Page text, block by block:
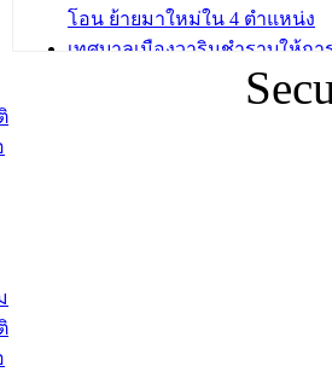
โอน ย้ายมาใหม่ใน 4 ตำแหน่ง
เทศบาลเมืองวารินชำราบให้กา
ต้อนรับพนักงานเทศบาลผู้ผ่านก
สรรหาให้ดำรงตำแหน่งสายงา